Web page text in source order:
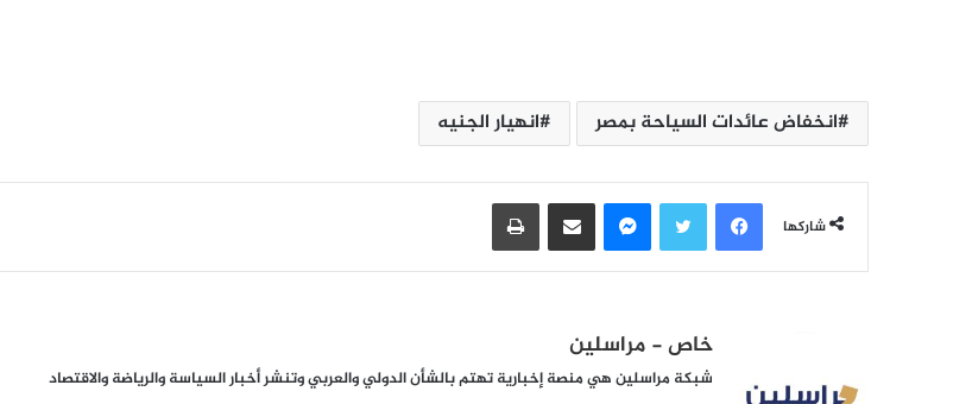
انخفاض عائدات السياحة بمصر انهيار الجنيه
شاركها
فيسبوكتويتر ماسنجر مشاركة عبر البريد طباعة
خاص - مراسلين
شبكة مراسلين هي منصة إخبارية تهتم بالشأن الدولي والعربي وتنشر أخبار السياسة والرياضة والاقتصاد
الدعم السريع
العشائر الفلسطينية تحذر من محاولات زرع
الفتنة في غزة